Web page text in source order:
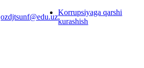
ozdjtsunf@edu.uz
Korrupsiyaga qarshi
kurashish